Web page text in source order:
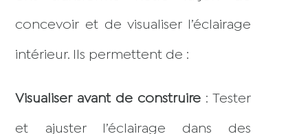
concevoir et de visualiser l’éclairage
intérieur. Ils permettent de :
Visualiser avant de construire: Tester
et ajuster l’éclairage dans des